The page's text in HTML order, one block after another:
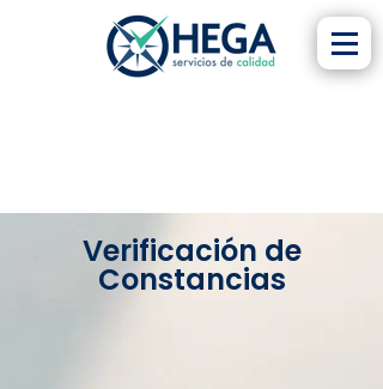
Verificación de
Constancias